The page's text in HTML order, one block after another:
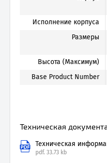
Исполнение корпуса
Размеры
Высота (Максимум)
Base Product Number
Техническая
Техническая
pdf. 33.73 kb